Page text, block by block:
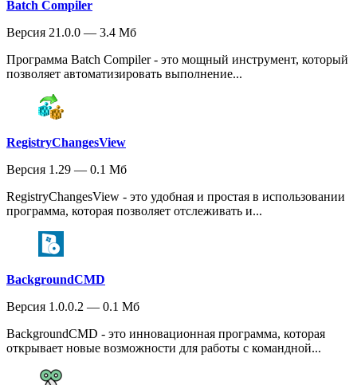
Batch Compiler
Версия 21.0.0 — 3.4 Мб
Программа Batch Compiler - это мощный инструмент, который
позволяет автоматизировать выполнение...
RegistryChangesView
Версия 1.29 — 0.1 Мб
RegistryChangesView - это удобная и простая в использовании
программа, которая позволяет отслеживать и...
BackgroundCMD
Версия 1.0.0.2 — 0.1 Мб
BackgroundCMD - это инновационная программа, которая
открывает новые возможности для работы с командной...